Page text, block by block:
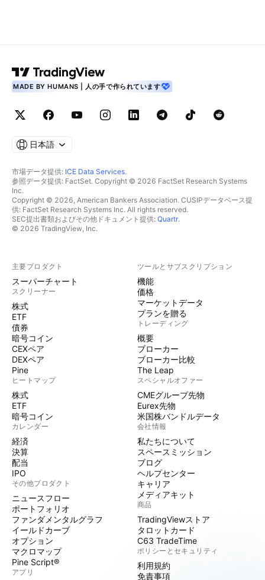
MADE BY HUMANS | 人の手で作られています
日本語
市場データ提供: ICE Data Services.
参照データ提供: FactSet. Copyright © 2026 FactSet Research Systems
Inc.
Copyright © 2026, American Bankers Association. CUSIPデータベース提
供: FactSet Research Systems Inc. All rights reserved.
SEC提出書類およびその他ドキュメント提供: Quartr.
© 2026 TradingView, Inc.
主要プロダクト
スーパーチャート
スクリーナー
株式
ETF
債券
暗号コイン
CEXペア
DEXペア
Pine
ヒートマップ
株式
ETF
暗号コイン
カレンダー
経済
決算
配当
IPO
その他プロダクト
ニュースフロー
ポートフォリオ
ファンダメンタルグラフ
イールドカーブ
オプション
マクロマップ
Pine Script®
アプリ
ツールとサブスクリプション
機能
価格
マーケットデータ
プランを贈る
トレーディング
概要
ブローカー
ブローカー比較
The Leap
スペシャルオファー
CMEグループ先物
Eurex先物
米国株バンドルデータ
会社情報
私たちについて
スペースミッション
ブログ
ヘルプセンター
キャリア
メディアキット
商品
TradingViewストア
タロットカード
C63 TradeTime
ポリシーとセキュリティ
利用規約
免責事項